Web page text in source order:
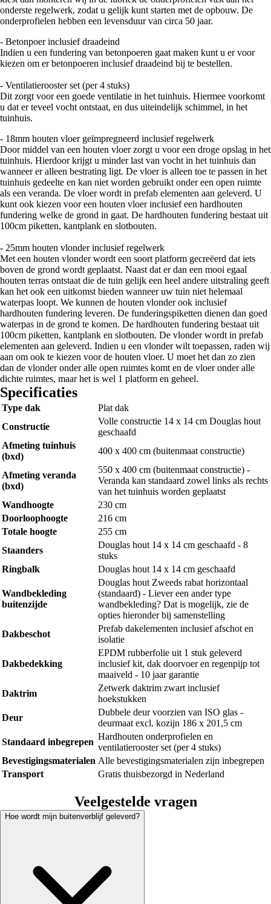
onderste regelwerk, zodat u gelijk kunt starten met de opbouw. De
onderprofielen hebben een levensduur van circa 50 jaar.
- Betonpoer inclusief draadeind
Indien u een fundering van betonpoeren gaat maken kunt u er voor
kiezen om er betonpoeren inclusief draadeind bij te bestellen.
- Ventilatierooster set (per 4 stuks)
Dit zorgt voor een goede ventilatie in het tuinhuis. Hiermee voorkomt
u dat er teveel vocht ontstaat, en dus uiteindelijk schimmel, in het
tuinhuis.
- 18mm houten vloer geïmpregneerd inclusief regelwerk
Door middel van een houten vloer zorgt u voor een droge opslag in het
tuinhuis. Hierdoor krijgt u minder last van vocht in het tuinhuis dan
wanneer er alleen bestrating ligt. De vloer is alleen toe te passen in het
tuinhuis gedeelte en kan niet worden gebruikt onder een open ruimte
als een veranda. De vloer wordt in prefab elementen aan geleverd. U
kunt ook kiezen voor een houten vloer inclusief een hardhouten
fundering welke de grond in gaat. De hardhouten fundering bestaat uit
100cm piketten, kantplank en slotbouten.
- 25mm houten vlonder inclusief regelwerk
Met een houten vlonder wordt een soort platform gecreëerd dat iets
boven de grond wordt geplaatst. Naast dat er dan een mooi egaal
houten terras ontstaat die de tuin gelijk een heel andere uitstraling geeft
kan het ook een uitkomst bieden wanneer uw tuin niet helemaal
waterpas loopt. We kunnen de houten vlonder ook inclusief
hardhouten fundering leveren. De funderingspiketten dienen dan goed
waterpas in de grond te komen. De hardhouten fundering bestaat uit
100cm piketten, kantplank en slotbouten. De vlonder wordt in prefab
elementen aan geleverd. Indien u een vlonder wilt toepassen, raden wij
aan om ook te kiezen voor de houten vloer. U moet het dan zo zien
dan de vlonder onder alle open ruimtes komt en de vloer onder alle
dichte ruimtes, maar het is wel 1 platform en geheel.
Specificaties
Type dak
Plat dak
Constructie
Volle constructie 14 x 14 cm Douglas hout
geschaafd
Afmeting tuinhuis
(bxd)
400 x 400 cm (buitenmaat constructie)
Afmeting veranda
(bxd)
550 x 400 cm (buitenmaat constructie) -
Veranda kan standaard zowel links als rechts
van het tuinhuis worden geplaatst
Wandhoogte
230 cm
Doorloophoogte
216 cm
Totale hoogte
255 cm
Staanders
Douglas hout 14 x 14 cm geschaafd - 8
stuks
Ringbalk
Douglas hout 14 x 14 cm geschaafd
Wandbekleding
buitenzijde
Douglas hout Zweeds rabat horizontaal
(standaard) - Liever een ander type
wandbekleding? Dat is mogelijk, zie de
opties hieronder bij samenstelling
Dakbeschot
Prefab dakelementen inclusief afschot en
isolatie
Dakbedekking
EPDM rubberfolie uit 1 stuk geleverd
inclusief kit, dak doorvoer en regenpijp tot
maaiveld - 10 jaar garantie
Daktrim
Zetwerk daktrim zwart inclusief
hoekstukken
Deur
Dubbele deur voorzien van ISO glas -
deurmaat excl. kozijn 186 x 201,5 cm
Standaard inbegrepen
Hardhouten onderprofielen en
ventilatierooster set (per 4 stuks)
Bevestigingsmaterialen Alle bevestigingsmaterialen zijn inbegrepen
Transport
Gratis thuisbezorgd in Nederland
Veelgestelde vragen
Hoe wordt mijn buitenverblijf geleverd?